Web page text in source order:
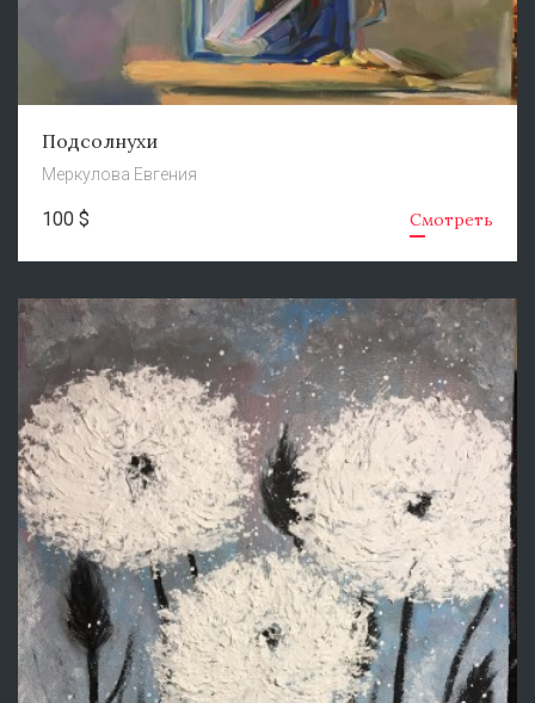
Подсолнухи
Меркулова Евгения
100 $ Смотреть